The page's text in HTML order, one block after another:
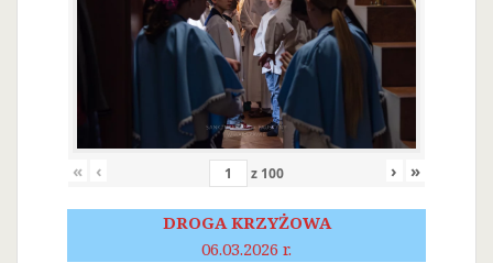
« ‹ z 100 › »
DROGA KRZYŻOWA
06.03.2026 r.